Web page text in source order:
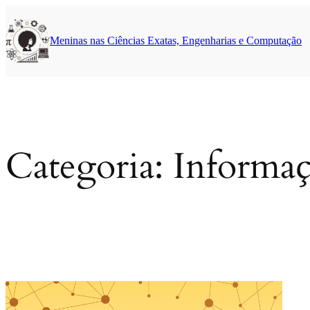
para
o
conteúdo
Meninas nas Ciências Exatas, Engenharias e Computação
Categoria: